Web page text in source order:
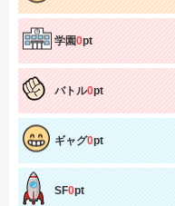
学園0pt
バトル0pt
ギャグ0pt
SF0pt